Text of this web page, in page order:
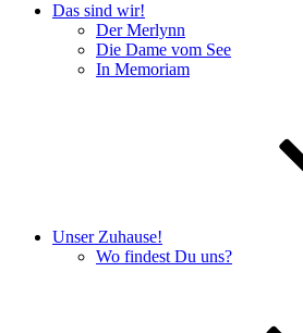
Das sind wir!
Der Merlynn
Die Dame vom See
In Memoriam
Unser Zuhause!
Wo findest Du uns?